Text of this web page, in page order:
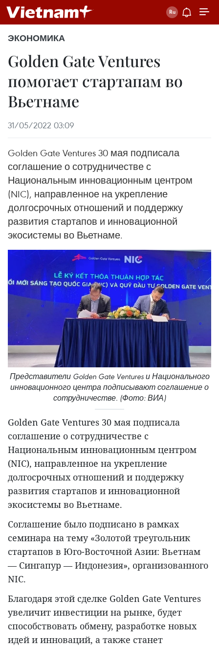
ЭКОНОМИКА
Golden Gate Ventures
помогает стартапам во
Вьетнаме
31/05/2022 03:09
Golden Gate Ventures 30 мая подписала
соглашение о сотрудничестве с
Национальным инновационным центром
(NIC), направленное на укрепление
долгосрочных отношений и поддержку
развития стартапов и инновационной
экосистемы во Вьетнаме.
Представители Golden Gate Ventures и Национального
инновационного центра подписывают соглашение о
сотрудничестве. (Фото: ВИА)
Golden Gate Ventures 30 мая подписала
соглашение о сотрудничестве с
Национальным инновационным центром
(NIC), направленное на укрепление
долгосрочных отношений и поддержку
развития стартапов и инновационной
экосистемы во Вьетнаме.
Соглашение было подписано в рамках
семинара на тему «Золотой треугольник
стартапов в Юго-Восточной Азии: Вьетнам
— Сингапур — Индонезия», организованного
NIC.
Благодаря этой сделке Golden Gate Ventures
увеличит инвестиции на рынке, будет
способствовать обмену, разработке новых
идей и инноваций, а также станет